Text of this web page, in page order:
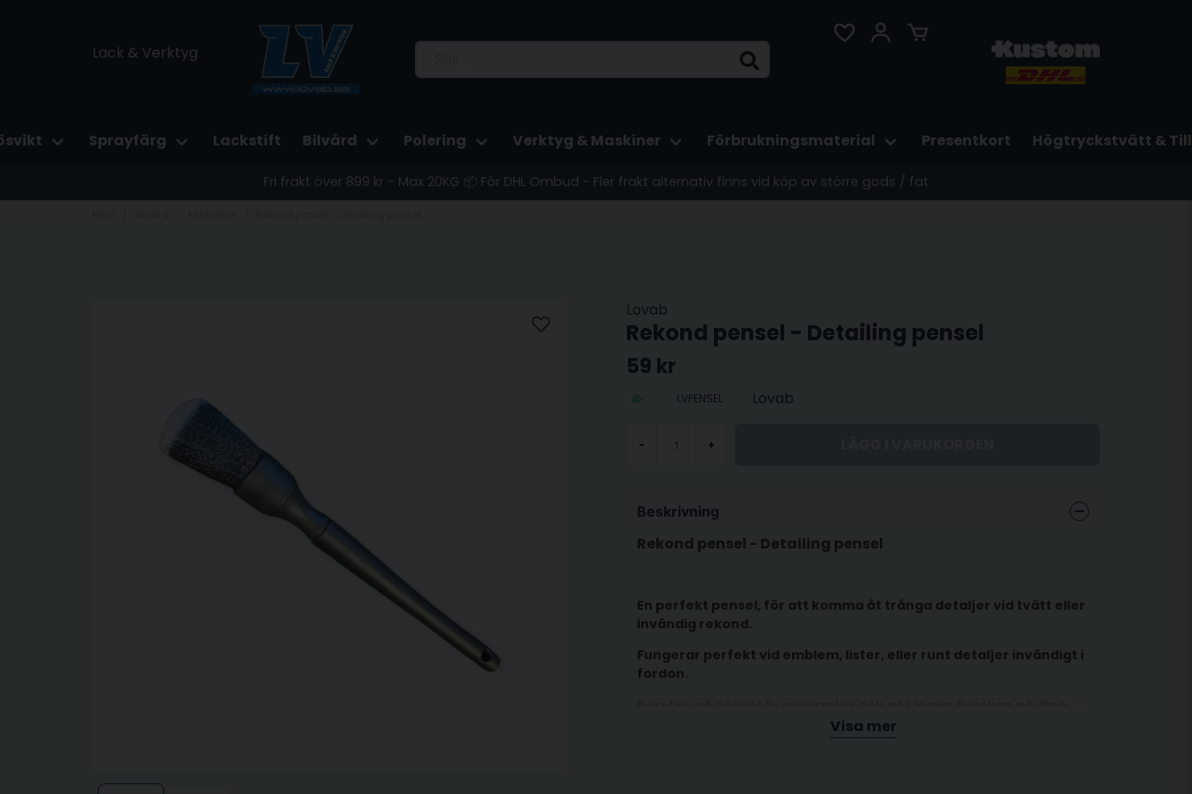
Lack & Verktyg
Sprayfärg Lackstift Bilvård Polering Verktyg & Maskiner Förbrukningsmaterial Presentkort Högtryckstvätt &
Fri frakt över 899 kr - Max 20KG 📦 För DHL Ombud - Fler frakt alternativ finns vid köp av större gods / fat
Lovab
Rekond pensel - Detailing pensel
59 kr
LVPENSEL Lovab
- +
Beskrivning
Rekond pensel - Detailing pensel
En perfekt pensel, för att komma åt trånga detaljer vid tvätt eller
invändig rekond.
Fungerar perfekt vid emblem, lister, eller runt detaljer invändigt i
fordon.
Visa mer